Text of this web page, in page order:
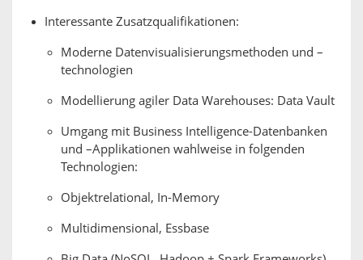
Interessante Zusatzqualifikationen:
Moderne Datenvisualisierungsmethoden und –
technologien
Modellierung agiler Data Warehouses: Data Vault
Umgang mit Business Intelligence-Datenbanken
und –Applikationen wahlweise in folgenden
Technologien:
Objektrelational, In-Memory
Multidimensional, Essbase